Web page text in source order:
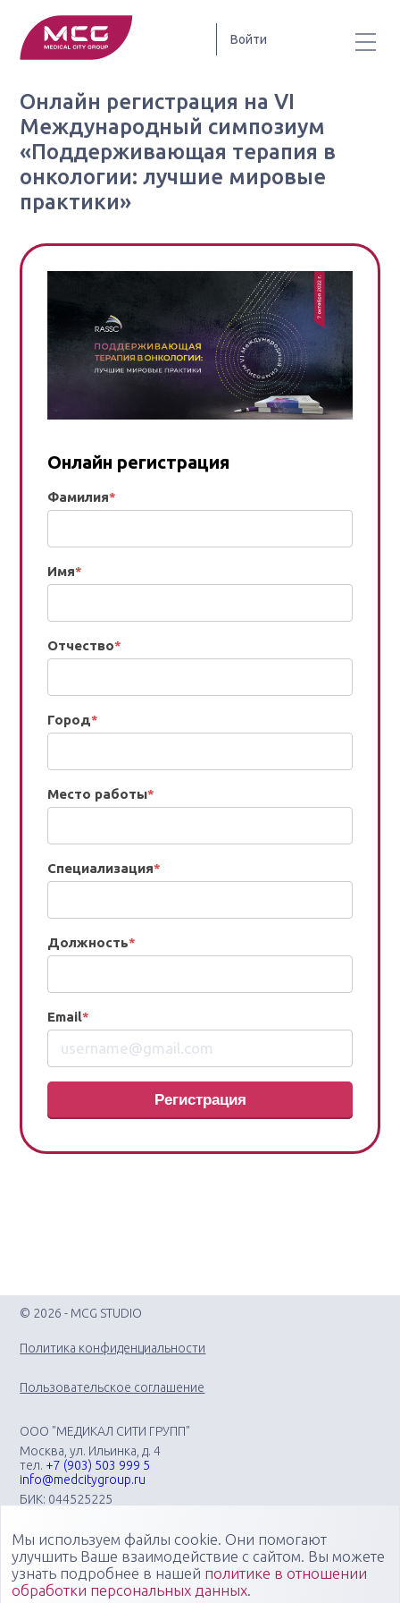
Войти
Онлайн регистрация на VI
Международный симпозиум
«Поддерживающая терапия в
онкологии: лучшие мировые
практики»
Онлайн регистрация
Фамилия*
Имя*
Отчество*
Город*
Место работы*
Специализация*
Должность*
Email*
Регистрация
© 2026 - MCG STUDIO
Политика конфиденциальности
Пользовательское соглашение
ООО "МЕДИКАЛ СИТИ ГРУПП"
Москва, ул. Ильинка, д. 4
тел. +7 (903) 503 999 5
info@medcitygroup.ru
БИК: 044525225
Организация научно-практических медицинских
мероприятий различного профиля: конгрессов, форумов,
конференций, симпозиумов, вебинаров, мастер-классов в
очных, онлайн- и смешанных форматах, повышающих
Мы используем файлы cookie. Они помогают
улучшить Ваше взаимодействие с сайтом. Вы можете
узнать подробнее в нашей политике в отношении
обработки персональных данных.